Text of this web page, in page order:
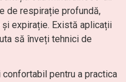
de respirație profundă,
expirație. Există aplicații
să înveți tehnici de
pentru a practica